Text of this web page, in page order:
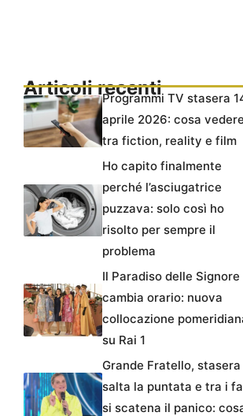
Articoli recentiProgrammi TV stasera
aprile 2026: cosa vedere
tra fiction, reality e film
Ho capito finalmente
perché l’asciugatrice
puzzava: solo così ho
risolto per sempre il
problema
Il Paradiso delle Signore
cambia orario: nuova
collocazione
su Rai 1
Grande Fratello, stasera
salta la puntata e tra i
si scatena il panico: